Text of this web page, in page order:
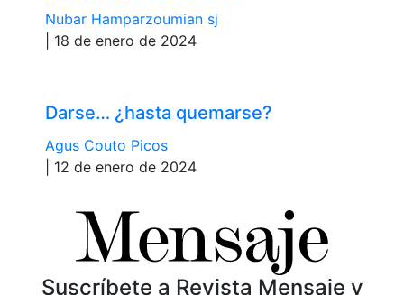
Nubar Hamparzoumian sj
| 18 de enero de 2024
Darse… ¿hasta quemarse?
Agus Couto Picos
| 12 de enero de 2024
Suscríbete a Revista Mensaje y